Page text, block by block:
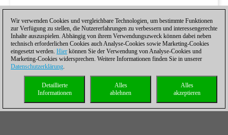
Wir verwenden Cookies und vergleichbare Technologien, um bestimmte Funktionen
zur Verfügung zu stellen, die Nutzererfahrungen zu verbessern und interessengerechte
Inhalte auszuspielen. Abhängig von ihrem Verwendungszweck können dabei neben
technisch erforderlichen Cookies auch Analyse-Cookies sowie Marketing-Cookies
eingesetzt werden. Hier können Sie der Verwendung von Analyse-Cookies und
Marketing-Cookies widersprechen. Weitere Informationen finden Sie in unserer
Datenschutzerklärung.
Alles
akzeptieren
Alles
ablehnen
Detaillierte
Informationen